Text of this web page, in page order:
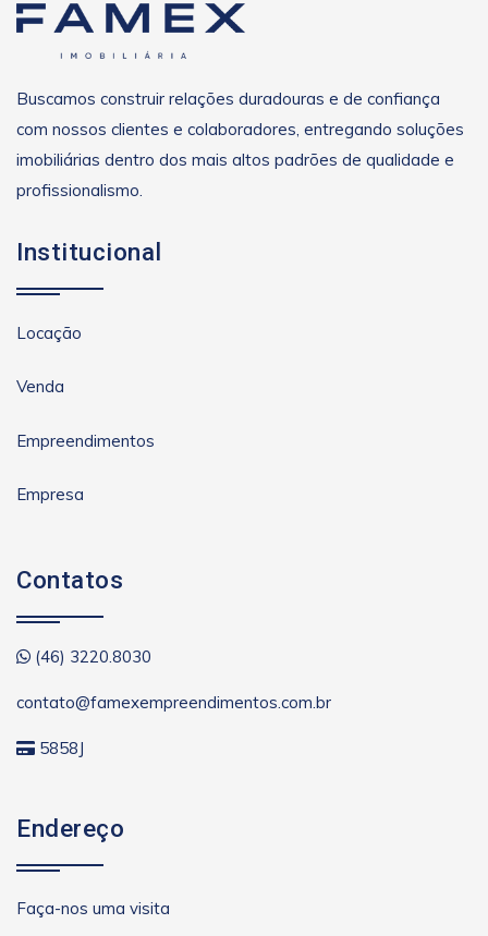
Buscamos construir relações duradouras e de confiança
com nossos clientes e colaboradores, entregando soluções
imobiliárias dentro dos mais altos padrões de qualidade e
profissionalismo.
Institucional
Locação
Venda
Empreendimentos
Empresa
Contatos
(46) 3220.8030
contato@famexempreendimentos.com.br
5858J
Endereço
Faça-nos uma visita